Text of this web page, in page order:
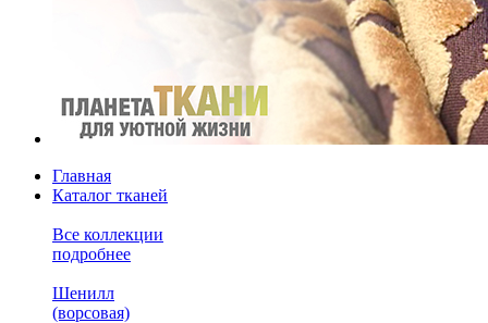
Главная
Каталог тканей
Все коллекции
подробнее
Шенилл
(ворсовая)